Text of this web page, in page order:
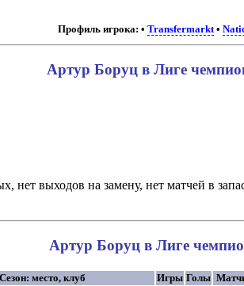
Профиль игрока: • Transfermarkt•
Артур Боруц в Лиге
нет выходов на замену, нет матчей в
Артур Боруц в Лиге
Сезон: место, клуб Игры Голы